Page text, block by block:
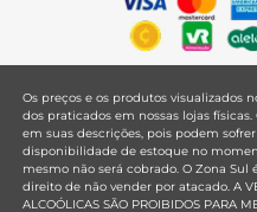
Os preços e os produtos visualizados
dos praticados em nossas lojas
em suas descrições, pois podem
disponibilidade de estoque no
mesmo não será cobrado. O Zona Sul
direito de não vender por atacado. A
ALCOÓLICAS SÃO PROIBIDOS PARA